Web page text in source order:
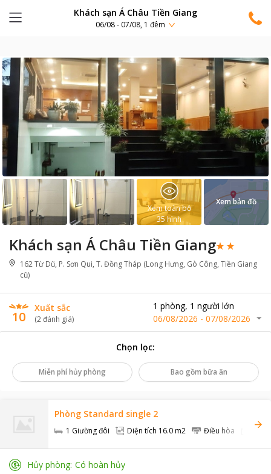
Khách sạn Á Châu Tiền Giang
06/08 - 07/08, 1 đêm
Khách sạn Á Châu Tiền Giang
162 Từ Dũ, P. Sơn Qui, T. Đồng Tháp (Long Hưng, Gò Công, Tiền Giang
cũ)
10
Xuất sắc
(2đánh giá)
1 phòng, 1 người lớn
06/08/2026 - 07/08/2026
Xem toàn bộ
35 hình
Xem bản đồ
Chọn lọc:
Miễn phí hủy phòng Bao gồm bữa ăn
Phòng Standard single 2
1 Giường đôi Diện tích 16.0 m2 Điều hòa TV
Hủy phòng Có hoàn hủy